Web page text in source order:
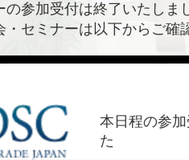
参加受付は終了いたしま
セミナーは以下からご確
本日程の参
た